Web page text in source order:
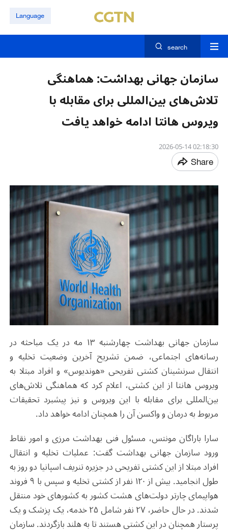
Language
search
سازمان جهانی بهداشت: هماهنگی
تلاش‌های بین‌المللی برای مقابله با
ویروس هانتا ادامه خواهد یافت
02:18:30 2026-05-14
Share
سازمان جهانی بهداشت چهارشنبه ۱۳ مه در یک مباحثه در
رسانه‌های‌ اجتماعی، ضمن تشریح آخرین وضعیت تخلیه و
انتقال سرنشینان کشتی تفریحی «هوندیوس» و افراد مبتلا به
ویروس هانتا از این کشتی، اعلام کرد که هماهنگی تلاش‌های
بین‌المللی برای مقابله با این ویروس و نیز پیشبرد تحقیقات
مربوط به درمان و واکسن آن را همچنان ادامه خواهد داد.
سارا باراگان مونتس، مسئول فنی بهداشت مرزی و امور نقاط
ورود سازمان جهانی بهداشت گفت: عملیات تخلیه و انتقال
افراد مبتلا از این کشتی تفریحی در جزیره تنریف اسپانیا دو روز به
طول انجامید. بیش از ۱۲۰ نفر از کشتی تخلیه و سپس با ۹ فروند
هواپیمای چارتر دولت‌های هشت کشور به کشورهای خود منتقل
شدند. در حال حاضر، ۲۷ نفر شامل ۲۵ خدمه، یک پزشک و یک
پرستار همچنان در این کشتی هستند تا به هلند بازگردند. سازمان